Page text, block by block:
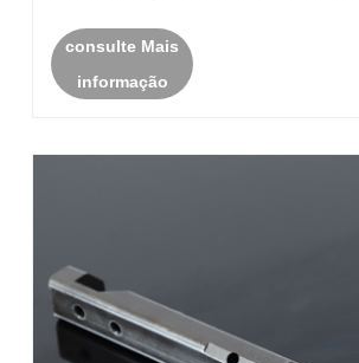
tornaram-se uma importante referênci......
consulte Mais
informação